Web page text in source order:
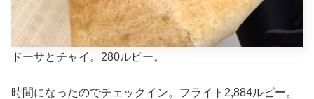
ドーサとチャイ。280ルピー。
時間になったのでチェックイン。フライト2,884ルピー。